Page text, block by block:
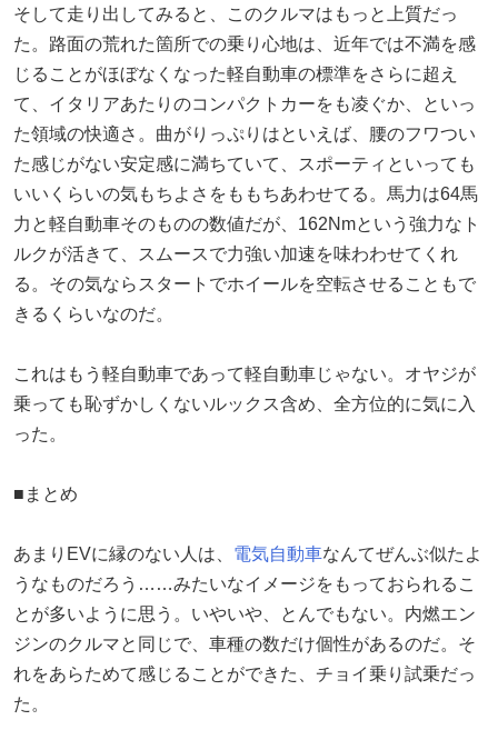
そして走り出してみると、このクルマはもっと上質だっ
た。路面の荒れた箇所での乗り心地は、近年では不満を感
じることがほぼなくなった軽自動車の標準をさらに超え
て、イタリアあたりのコンパクトカーをも凌ぐか、といっ
た領域の快適さ。曲がりっぷりはといえば、腰のフワつい
た感じがない安定感に満ちていて、スポーティといっても
いいくらいの気もちよさをももちあわせてる。馬力は64馬
力と軽自動車そのものの数値だが、162Nmという強力なト
ルクが活きて、スムースで力強い加速を味わわせてくれ
る。その気ならスタートでホイールを空転させることもで
きるくらいなのだ。
これはもう軽自動車であって軽自動車じゃない。オヤジが
乗っても恥ずかしくないルックス含め、全方位的に気に入
った。
■まとめ
あまりEVに縁のない人は、 電気自動車なんてぜんぶ似たよ
うなものだろう……みたいなイメージをもっておられるこ
とが多いように思う。いやいや、とんでもない。内燃エン
ジンのクルマと同じで、車種の数だけ個性があるのだ。そ
れをあらためて感じることができた、チョイ乗り試乗だっ
た。